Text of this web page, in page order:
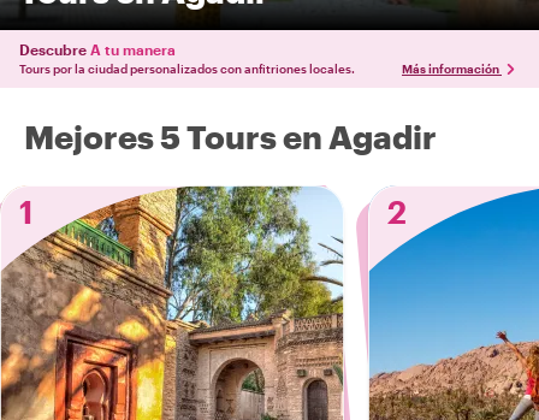
Descubre A tu manera
Tours por la ciudad personalizados con anfitriones locales. Más información
Mejores 5 Tours en Agadir
1
2